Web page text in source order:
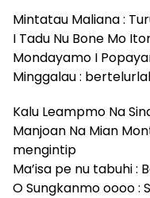
Mintatau Maliana :
I Tadu Nu Bone Mo
Mondayamo I
Minggalau :
Kalu Leampmo Na
Manjoan Na Mian
mengintip
Ma’isa pe nu tabuhi :
O Sungkanmo oooo :